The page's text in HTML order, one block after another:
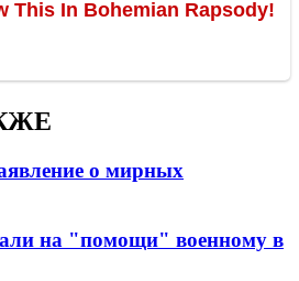
о мирных
на "помощи" военному в